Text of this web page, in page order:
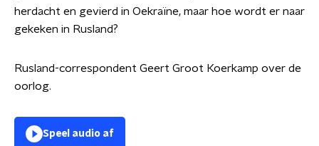
herdacht en gevierd in Oekraïne, maar hoe wordt er naar
gekeken in Rusland?
Rusland-correspondent Geert Groot Koerkamp over de
oorlog.
Speel audio af